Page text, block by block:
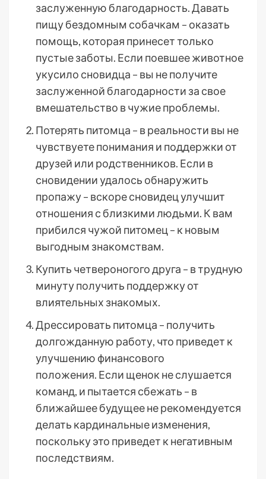
заслуженную благодарность. Давать
пищу бездомным собачкам – оказать
помощь, которая принесет только
пустые заботы. Если поевшее животное
укусило сновидца – вы не получите
заслуженной благодарности за свое
вмешательство в чужие проблемы.
Потерять питомца – в реальности вы не
чувствуете понимания и поддержки от
друзей или родственников. Если в
сновидении удалось обнаружить
пропажу – вскоре сновидец улучшит
отношения с близкими людьми. К вам
прибился чужой питомец – к новым
выгодным знакомствам.
Купить четвероногого друга – в трудную
минуту получить поддержку от
влиятельных знакомых.
Дрессировать питомца – получить
долгожданную работу, что приведет к
улучшению финансового
положения. Если щенок не слушается
команд, и пытается сбежать – в
ближайшее будущее не рекомендуется
делать кардинальные изменения,
поскольку это приведет к негативным
последствиям.